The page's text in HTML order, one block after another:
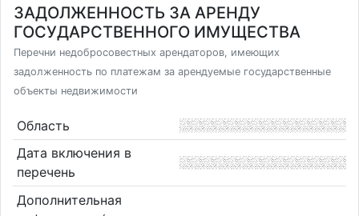
ЗАДОЛЖЕННОСТЬ ЗА АРЕНДУ
ГОСУДАРСТВЕННОГО ИМУЩЕСТВА
Перечни недобросовестных арендаторов, имеющих
задолженность по платежам за арендуемые государственные
объекты недвижимости
Область
Дата включения в
перечень
Дополнительная